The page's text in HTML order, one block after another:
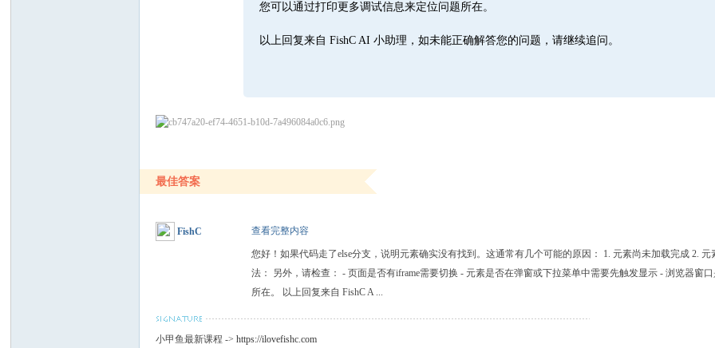
您可以通过打印更多调试信息来定位问题所在。
以上回复来自 FishC AI 小助理，如未能正确解答您的问题，请继续追问。
最佳答案
FishC 查看完整内容
您好！如果代码走了else分支，说明元素确实没有找到。这通常有几个可能的原因： 1. 元素尚未加载完成 2.
法： 另外，请检查： - 页面是否有iframe需要切换 - 元素是否在弹窗或下拉菜单中需要先触发显示 - 浏览器
所在。 以上回复来自 FishC A ...
小甲鱼最新课程 ->https://ilovefishc.com